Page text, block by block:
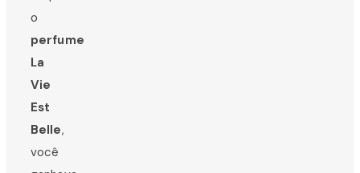
o
perfume
La
Vie
Est
Belle,
você